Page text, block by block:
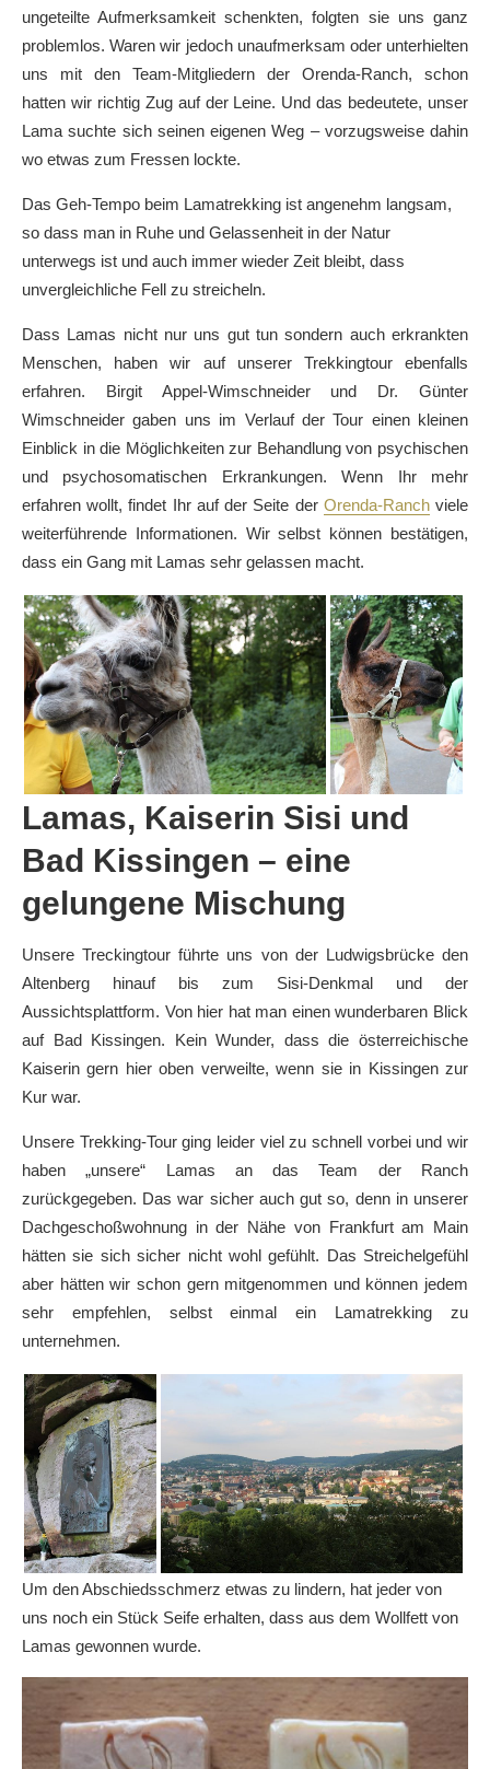
ungeteilte Aufmerksamkeit schenkten, folgten sie uns ganz
problemlos. Waren wir jedoch unaufmerksam oder unterhielten
uns mit den Team-Mitgliedern der Orenda-Ranch, schon
hatten wir richtig Zug auf der Leine. Und das bedeutete, unser
Lama suchte sich seinen eigenen Weg – vorzugsweise dahin
wo etwas zum Fressen lockte.
Das Geh-Tempo beim Lamatrekking ist angenehm langsam,
so dass man in Ruhe und Gelassenheit in der Natur
unterwegs ist und auch immer wieder Zeit bleibt, dass
unvergleichliche Fell zu streicheln.
Dass Lamas nicht nur uns gut tun sondern auch erkrankten
Menschen, haben wir auf unserer Trekkingtour ebenfalls
erfahren. Birgit Appel-Wimschneider und Dr. Günter
Wimschneider gaben uns im Verlauf der Tour einen kleinen
Einblick in die Möglichkeiten zur Behandlung von psychischen
und psychosomatischen Erkrankungen. Wenn Ihr mehr
erfahren wollt, findet Ihr auf der Seite der Orenda-Ranchviele
weiterführende Informationen. Wir selbst können bestätigen,
dass ein Gang mit Lamas sehr gelassen macht.
Lamas, Kaiserin Sisi und
Bad Kissingen – eine
gelungene Mischung
Unsere Treckingtour führte uns von der Ludwigsbrücke den
Altenberg hinauf bis zum Sisi-Denkmal und der
Aussichtsplattform. Von hier hat man einen wunderbaren Blick
auf Bad Kissingen. Kein Wunder, dass die österreichische
Kaiserin gern hier oben verweilte, wenn sie in Kissingen zur
Kur war.
Unsere Trekking-Tour ging leider viel zu schnell vorbei und wir
haben „unsere“ Lamas an das Team der Ranch
zurückgegeben. Das war sicher auch gut so, denn in unserer
Dachgeschoßwohnung in der Nähe von Frankfurt am Main
hätten sie sich sicher nicht wohl gefühlt. Das Streichelgefühl
aber hätten wir schon gern mitgenommen und können jedem
sehr empfehlen, selbst einmal ein Lamatrekking zu
unternehmen.
Um den Abschiedsschmerz etwas zu lindern, hat jeder von
uns noch ein Stück Seife erhalten, dass aus dem Wollfett von
Lamas gewonnen wurde.